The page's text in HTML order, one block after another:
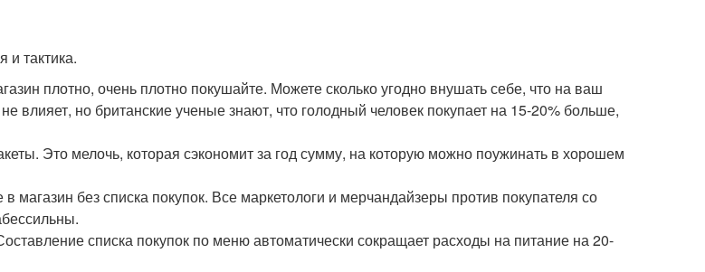
и тактика.
плотно, очень плотно покушайте. Можете сколько угодно внушать себе, что на ваш
влияет, но британские ученые знают, что голодный человек покупает на 15-20% больше,
Это мелочь, которая сэкономит за год сумму, на которую можно поужинать в хорошем
в магазин без списка покупок. Все маркетологи и мерчандайзеры против покупателя со
списка покупок по меню автоматически сокращает расходы на питание на 20-